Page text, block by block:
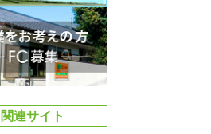
関連サイト